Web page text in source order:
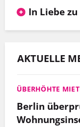
In Liebe
AKTUELLE
ÜBERHÖHTE
Berlin